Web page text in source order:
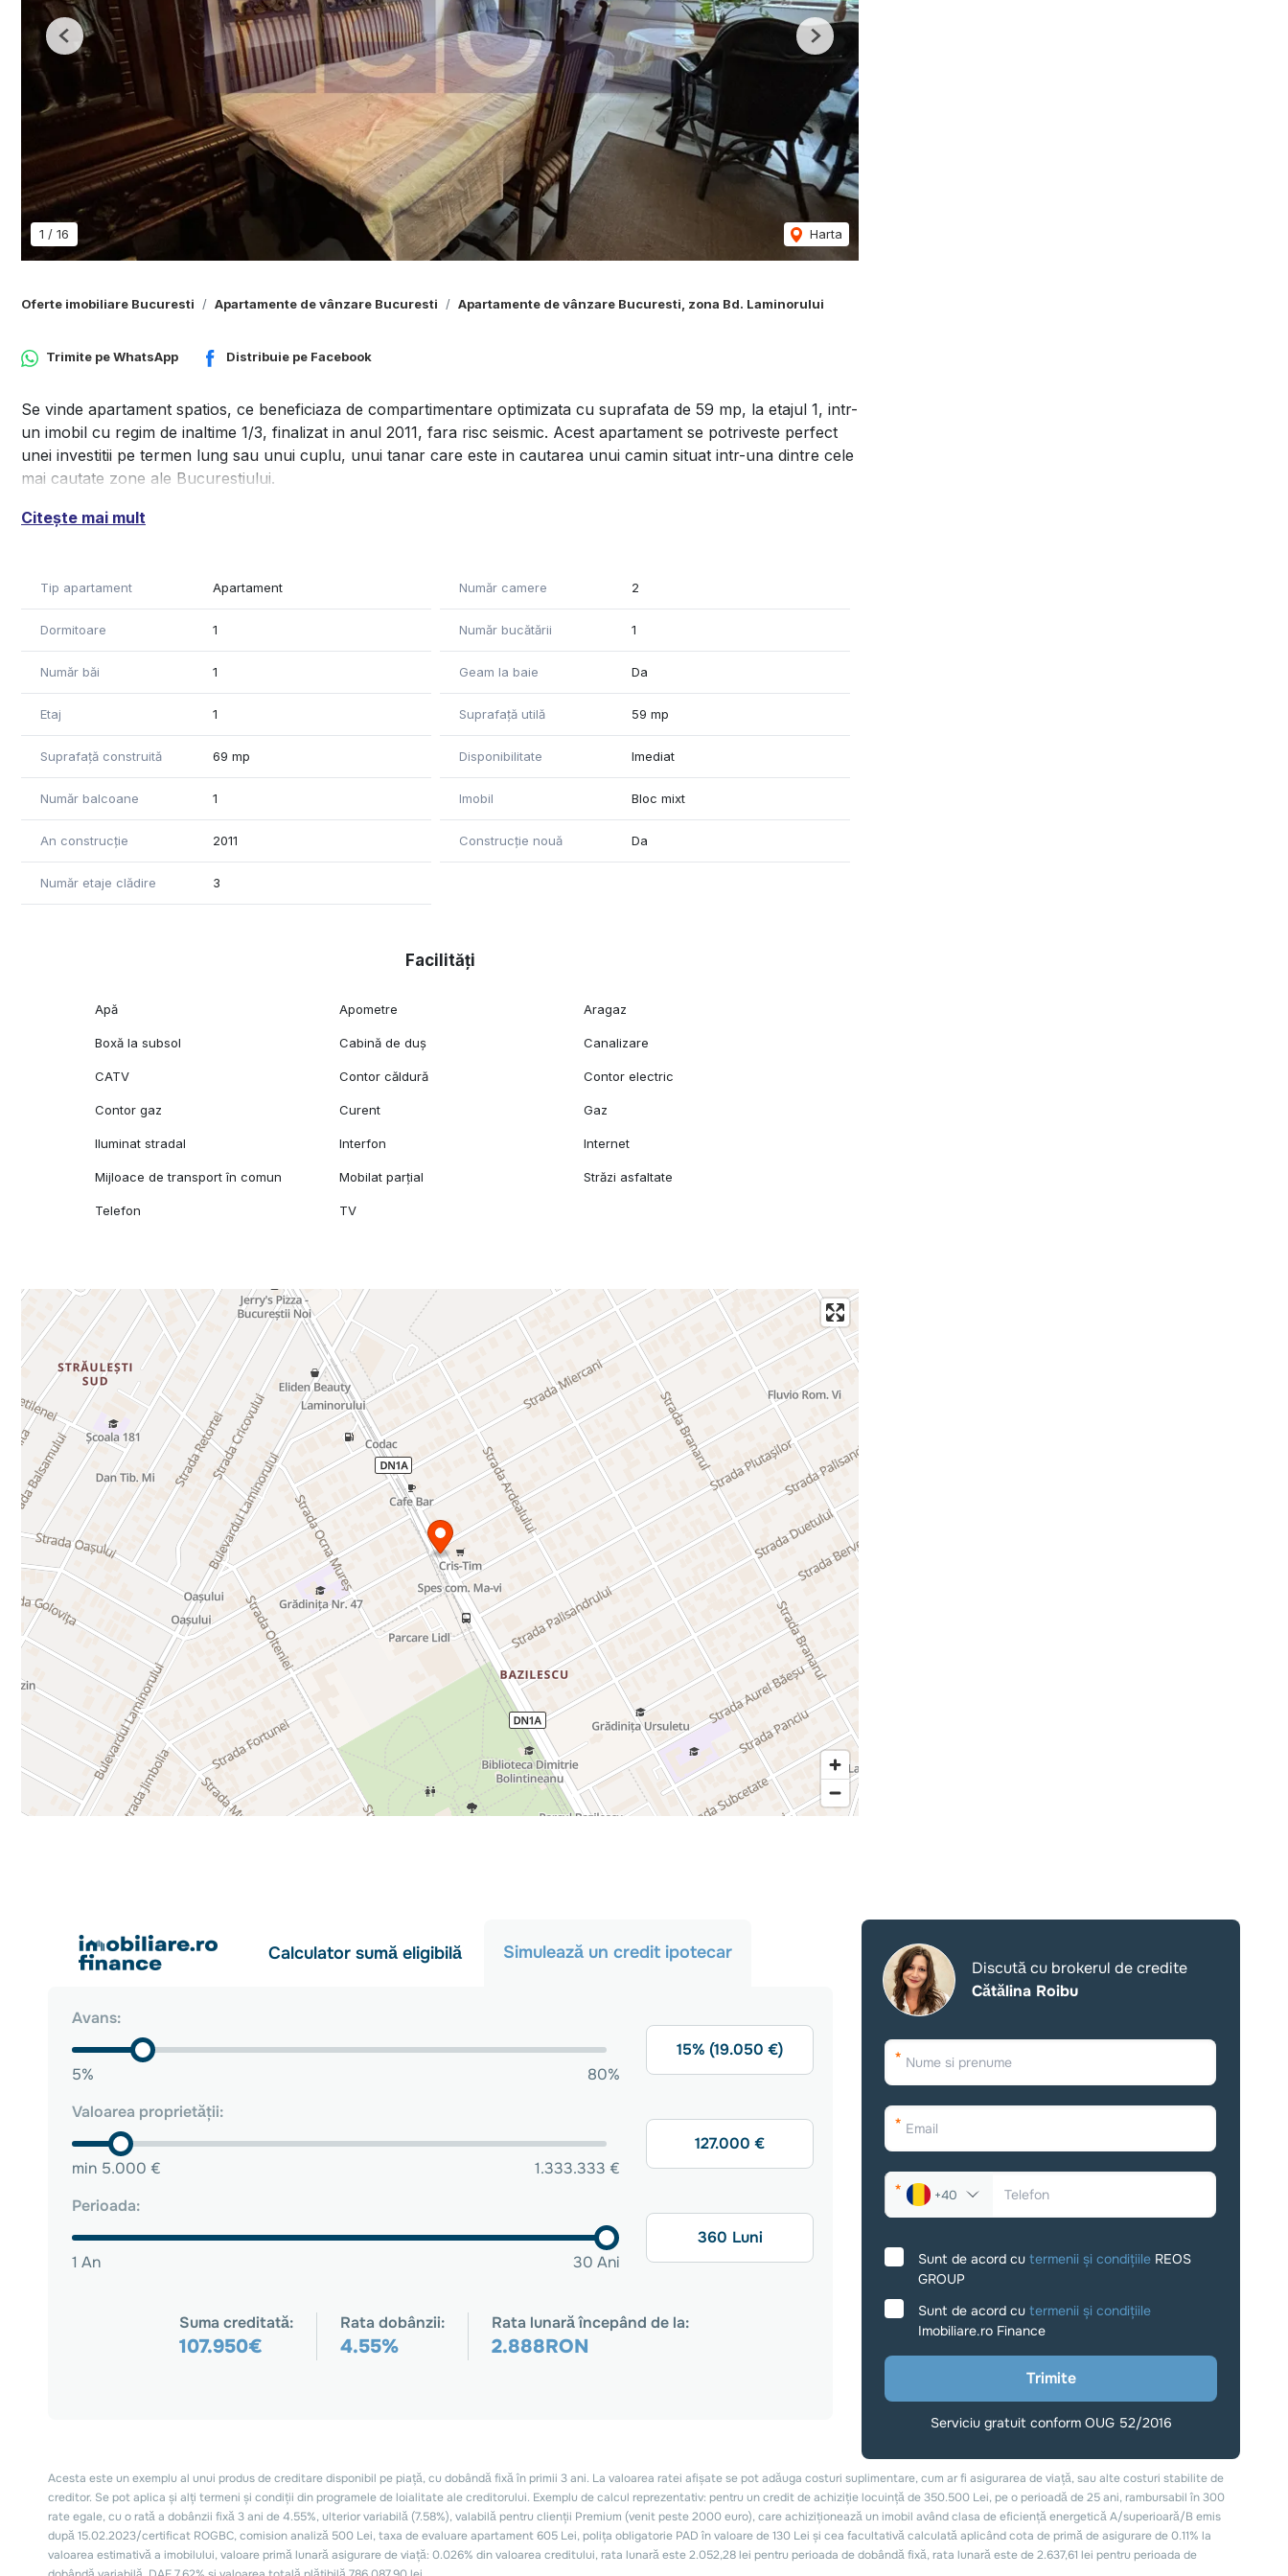
1 / 16 Harta
Previous Next
Oferte imobiliare Bucuresti Apartamente de vânzare Bucuresti Apartamente de vânzare Bucuresti, zona Bd. Laminorului
Trimite peWhatsApp Distribuie pe Facebook
Se vinde apartament spatios, ce beneficiaza de compartimentare optimizata cu suprafata de 59 mp, la etajul 1, intr-
un imobil cu regim de inaltime 1/3, finalizat in anul 2011, fara risc seismic. Acest apartament se potriveste perfect
unei investitii pe termen lung sau unui cuplu, unui tanar care este in cautarea unui camin situat intr-una dintre cele
mai cautate zone ale Bucurestiului.
necesare mutarii imediate. In pretul afisat este inclus si un loc de parcare suprateran.
deservii nevoile si poftele aparute in ultim moment, inainte de a ajunge acasa sau in mijlocul noptii.
Pentru ca mai sunt multe de spus si cu siguranta aveti intrebari la care cele de mai sus nu au raspuns, putem sa
ne auzim oricand la numarul de telefon +40765634361, inclusiv pentru a programa o vizionare.
Citește mai mult
Tip apartament Apartament Număr camere 2
Dormitoare 1 Număr bucătării 1
Număr băi 1 Geam la baie Da
Etaj 1 Suprafață utilă 59 mp
Suprafață construită 69 mp Disponibilitate Imediat
Număr balcoane 1 Imobil Bloc mixt
An construcție 2011 Construcție nouă Da
Număr etaje clădire 3
Facilități
Apă Apometre Aragaz
Boxă la subsol Cabină de duș Canalizare
CATV Contor căldură Contor electric
Contor gaz Curent Gaz
Iluminat stradal Interfon Internet
Mijloace de transport în comun Mobilat parțial Străzi asfaltate
Telefon TV